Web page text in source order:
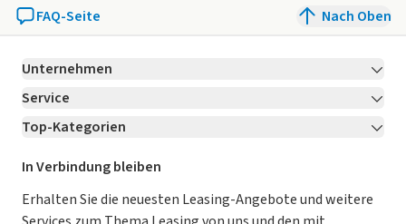
FAQ-Seite Nach Oben
Unternehmen
Über LeasingMarkt.de
Karriere Jetzt bewerben!
Für Händler
Kooperation mit AutoScout24
Service
Kontakt
Ratgeber
Magazin
Top-Kategorien
Leasing Deals
Gebrauchtwagen Leasing
In Verbindung bleiben
Erhalten Sie die neuesten Leasing-Angebote und weitere